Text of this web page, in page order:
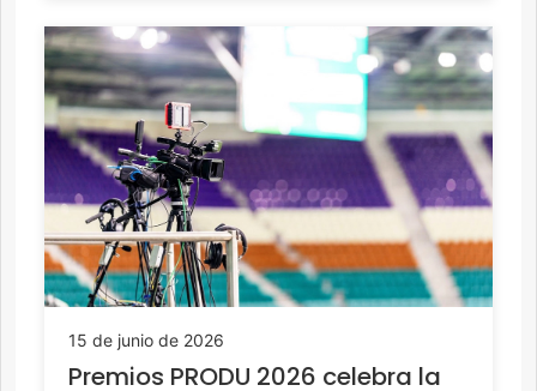
15 de junio de 2026
Premios PRODU 2026 celebra la